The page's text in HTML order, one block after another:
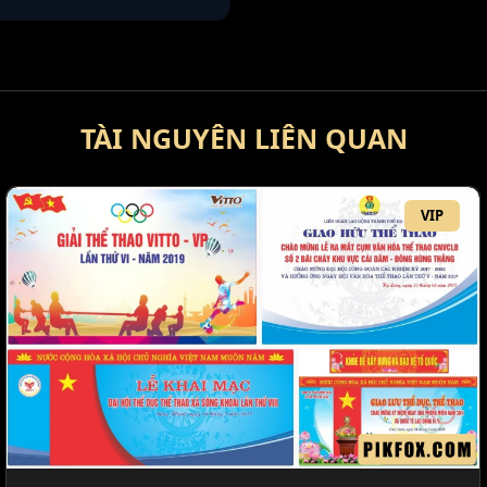
TÀI NGUYÊN LIÊN QUAN
VIP